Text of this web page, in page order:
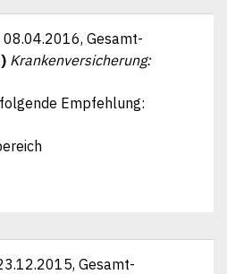
08.04.2016, Gesamt-
Krankenversicherung:
folgende Empfehlung:
, Gesamt-